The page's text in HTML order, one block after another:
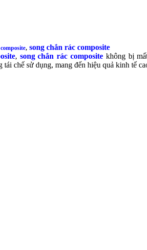
, song chắn rác composite
, song chắn rác composite không bị
tái chế sử dụng, mang đến hiệu quả kinh tế